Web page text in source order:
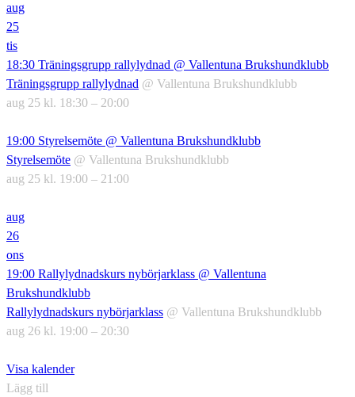
aug
25
tis
18:30 Träningsgrupp rallylydnad @ Vallentuna Brukshundklubb
Träningsgrupp rallylydnad @ Vallentuna Brukshundklubb
aug 25 kl. 18:30 – 20:00
19:00 Styrelsemöte @ Vallentuna Brukshundklubb
Styrelsemöte @ Vallentuna Brukshundklubb
aug 25 kl. 19:00 – 21:00
aug
26
ons
19:00 Rallylydnadskurs nybörjarklass @ Vallentuna
Brukshundklubb
Rallylydnadskurs nybörjarklass @ Vallentuna Brukshundklubb
aug 26 kl. 19:00 – 20:30
Visa kalender
Lägg till